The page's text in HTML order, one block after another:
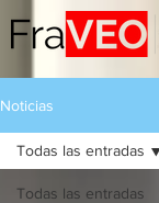
Noticias
Todas las entradas
Todas las entradas